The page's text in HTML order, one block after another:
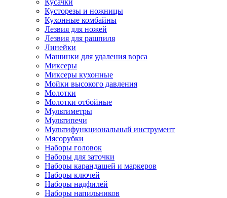
Кусачки
Кусторезы и ножницы
Кухонные комбайны
Лезвия для ножей
Лезвия для рашпиля
Линейки
Машинки для удаления ворса
Миксеры
Миксеры кухонные
Мойки высокого давления
Молотки
Молотки отбойные
Мультиметры
Мультипечи
Мультифункциональный инструмент
Мясорубки
Наборы головок
Наборы для заточки
Наборы карандашей и маркеров
Наборы ключей
Наборы надфилей
Наборы напильников